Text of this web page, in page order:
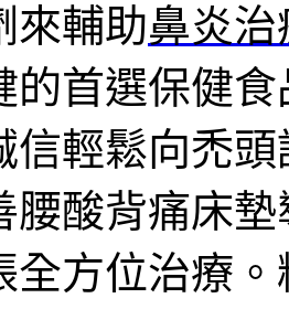
來輔助鼻炎
的首選保健食
信輕鬆向禿頭
腰酸背痛床
全方位治療